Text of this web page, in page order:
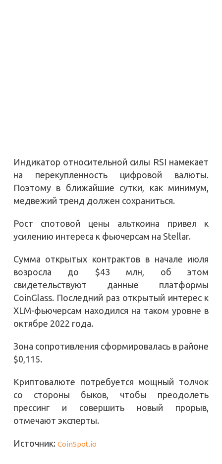
Индикатор относительной силы RSI намекает
на перекупленность цифровой валюты.
Поэтому в ближайшие сутки, как минимум,
медвежий тренд должен сохраниться.
Рост спотовой цены альткоина привел к
усилению интереса к фьючерсам на Stellar.
Сумма открытых контрактов в начале июля
возросла до $43 млн, об этом
свидетельствуют данные платформы
CoinGlass. Последний раз открытый интерес к
XLM-фьючерсам находился на таком уровне в
октябре 2022 года.
Зона сопротивления сформировалась в районе
$0,115.
Криптовалюте потребуется мощный толчок
со стороны быков, чтобы преодолеть
прессинг и совершить новый прорыв,
отмечают эксперты.
Источник: CoinSpot.io